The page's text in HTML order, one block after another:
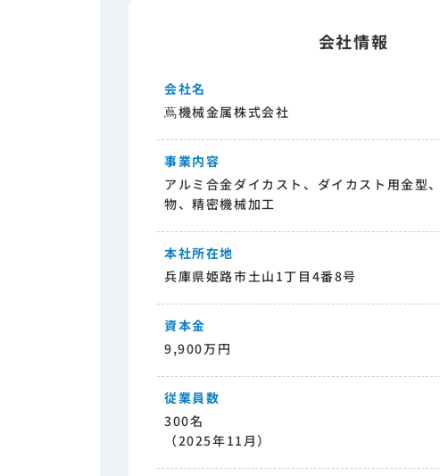
会社情報
会社名
蔦機械金属株式会社
事業内容
アルミ合金ダイカスト、ダイカスト用金型
物、精密機械加工
本社所在地
兵庫県姫路市土山1丁目4番8号
資本金
9,900万円
従業員数
300名
（2025年11月）